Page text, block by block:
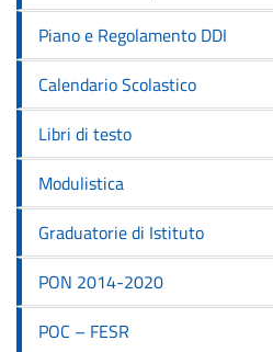
Piano e Regolamento DDI
Calendario Scolastico
Libri di testo
Modulistica
Graduatorie di Istituto
PON 2014-2020
POC – FESR